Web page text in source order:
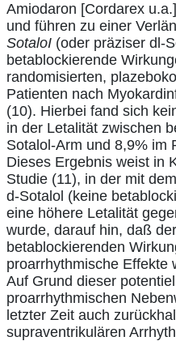
Amiodaron [Cordarex
und führen zu einer
SotaloI (oder präziser dl-
betablockierende
randomisierten,
Patienten nach
(10). Hierbei fand sich
in der Letalität zwischen
Sotalol-Arm und 8,9% im
Dieses Ergebnis weist in
Studie (11), in der mit
d-Sotalol (keine
eine höhere Letalität
wurde, darauf hin, daß
betablockierenden
proarrhythmische Effekte
Auf Grund dieser
proarrhythmischen
letzter Zeit auch
supraventrikulären